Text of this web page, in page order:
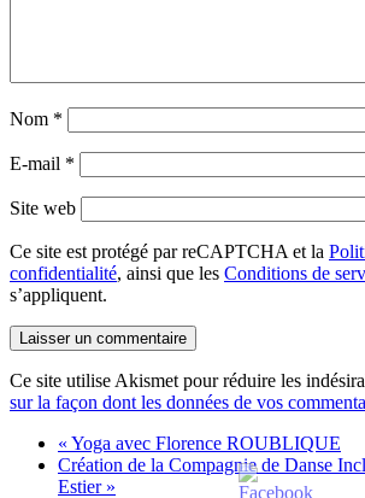
Nom *
E-mail *
Site web
Ce site est protégé par reCAPTCHA et la
confidentialité, ainsi que les Conditions de
s’appliquent.
Ce site utilise Akismet pour réduire les
sur la façon dont les données de vos
« Yoga avec Florence ROUBLIQUE
Création de la Compagnie de Danse
Estier »